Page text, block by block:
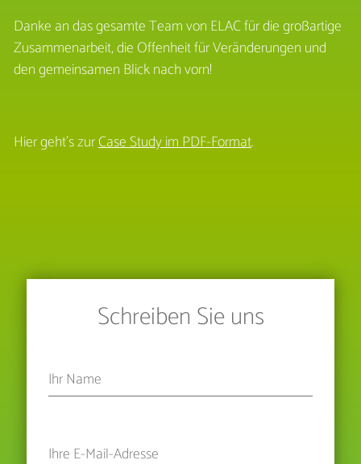
Danke an das gesamte Team von ELAC für die großartige
Zusammenarbeit, die Offenheit für Veränderungen und
den gemeinsamen Blick nach vorn!
Hier geht’s zurCase Study im PDF-Format.
Schreiben Sie uns